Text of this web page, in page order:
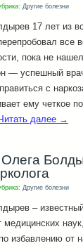
Другие болезни
17 лет из
все
пока не
— успешный
с
ему четкое
далее →
Другие болезни
– известный
медицинских
избавлению от